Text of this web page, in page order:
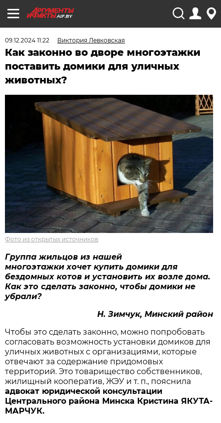
AIF.BY
09.12.2024 11:22 Виктория Левковская
Как законно во дворе многоэтажки
поставить домики для уличных
животных?
Фото из открытых источников
Группа жильцов из нашей
многоэтажки хочет купить домики для
бездомных котов и установить их возле дома.
Как это сделать законно,чтобы домики не
убрали?
Н. Зимчук, Минский район
Чтобы это сделать законно, можно попробовать
согласовать возможность установки домиков для
уличных животных с организациями, которые
отвечают за содержание придомовых
территорий. Это товарищество собственников,
жилищный кооператив, ЖЭУ и т. п., пояснила
адвокат юридической консультации
Центрального района Минска Кристина ЯКУТА-
МАРЧУК.